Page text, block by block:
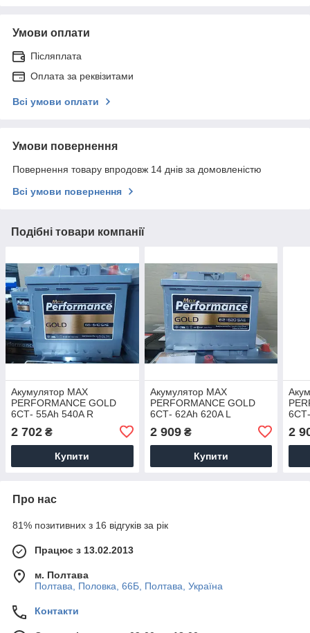
Умови оплати
Післяплата
Оплата за реквізитами
Всі умови оплати
Умови повернення
Повернення товару впродовж 14 днів за домовленістю
Всі умови повернення
Подібні товари компанії
Акумулятор MAX
PERFORMANCE GOLD
6СТ- 55Ah 540A R
Кислотна Туреччина НДС
2 702 ₴
Купити
Акумулятор MAX
PERFORMANCE GOLD
6СТ- 62Ah 620A L
Кислотна Туреччина НДС
2 909₴
Купити
2
Про нас
81% позитивних з 16 відгуків за рік
Працює з 13.02.2013
м. Полтава
Полтава, Половка, 66Б, Полтава, Україна
Контакти